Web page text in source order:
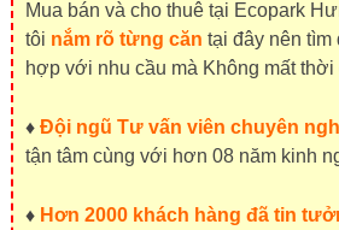
Mua bán và cho thuê tại Ecopark
tôi nắm rõ từng căn tại đây nên
hợp với nhu cầu mà Không mất thời
♦Đội ngũ Tư vấn viên chuyên
tận tâm cùng với hơn 08 năm kinh
♦Hơn 2000 khách hàng đã tin